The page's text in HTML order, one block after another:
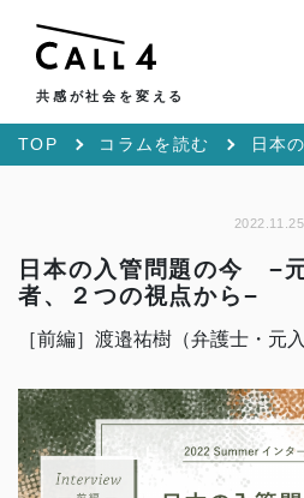
共感が社会を変える
TOP コラムを読む
2022.11.25
日本の入管問題の今 −
者、２つの視点から−
［前編］渡邉祐樹（弁護士・元